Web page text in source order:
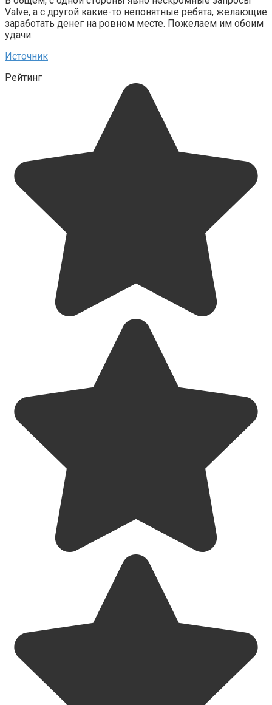
Valve, а с другой какие-то непонятные ребята, желающие
заработать денег на ровном месте. Пожелаем им обоим
удачи.
Источник
Рейтинг